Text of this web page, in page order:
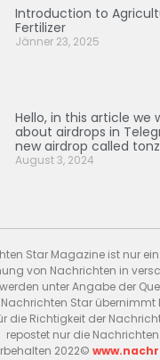
Introduction to
Fertilizer
Jänner 23, 2025
Hello, in this article we
about airdrops in
new airdrop called
August 3, 2024
Star Magazine ist nur ein
von Nachrichten in
unter Angabe der
Star übernimmt
die Richtigkeit der
repostet nur die Nachrichten.
2022©